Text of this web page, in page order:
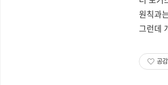
원칙과
그런데
공감